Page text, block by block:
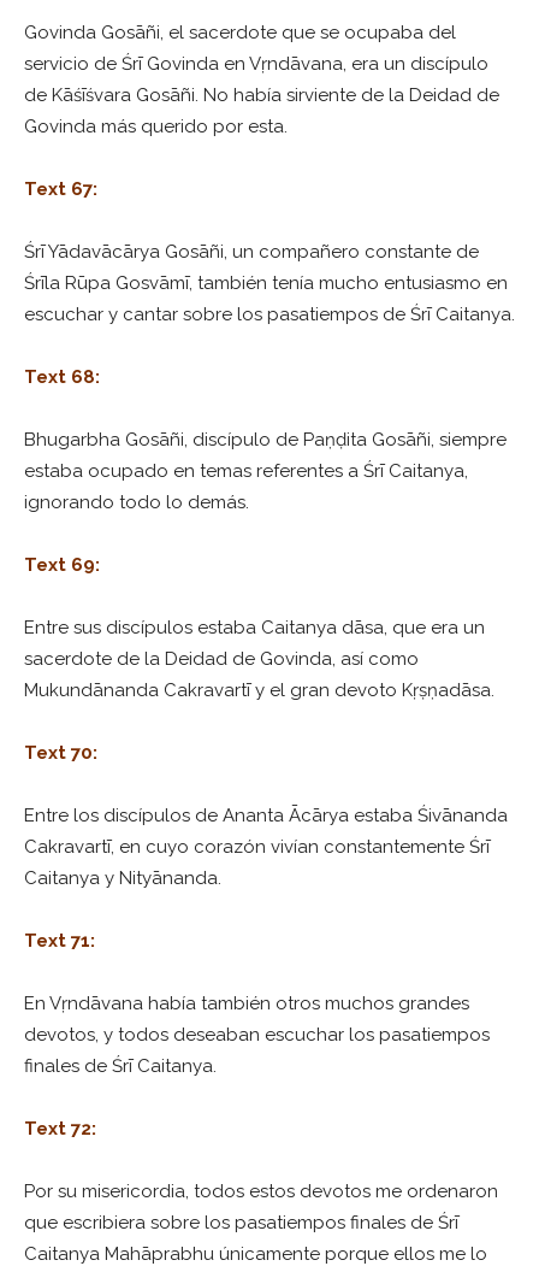
Govinda Gosāñi, el sacerdote que se ocupaba del
servicio de Śrī Govinda en Vṛndāvana, era un discípulo
de Kāśīśvara Gosāñi. No había sirviente de la Deidad de
Govinda más querido por esta.
Text 67:
Śrī Yādavācārya Gosāñi, un compañero constante de
Śrīla Rūpa Gosvāmī, también tenía mucho entusiasmo en
escuchar y cantar sobre los pasatiempos de Śrī Caitanya.
Text 68:
Bhugarbha Gosāñi, discípulo de Paṇḍita Gosāñi, siempre
estaba ocupado en temas referentes a Śrī Caitanya,
ignorando todo lo demás.
Text 69:
Entre sus discípulos estaba Caitanya dāsa, que era un
sacerdote de la Deidad de Govinda, así como
Mukundānanda Cakravartī y el gran devoto Kṛṣṇadāsa.
Text 70:
Entre los discípulos de Ananta Ācārya estaba Śivānanda
Cakravartī, en cuyo corazón vivían constantemente Śrī
Caitanya y Nityānanda.
Text 71:
En Vṛndāvana había también otros muchos grandes
devotos, y todos deseaban escuchar los pasatiempos
finales de Śrī Caitanya.
Text 72:
Por su misericordia, todos estos devotos me ordenaron
que escribiera sobre los pasatiempos finales de Śrī
Caitanya Mahāprabhu únicamente porque ellos me lo